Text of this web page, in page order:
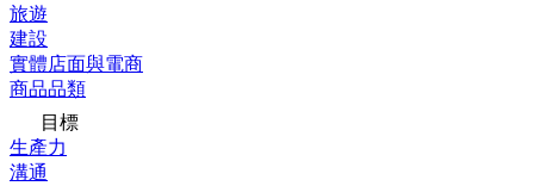
旅遊
建設
實體店面與電商
商品品類
目標
生產力
溝通